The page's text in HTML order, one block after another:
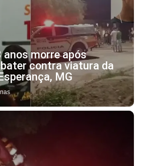
anos morre após
contra viatura da
MG